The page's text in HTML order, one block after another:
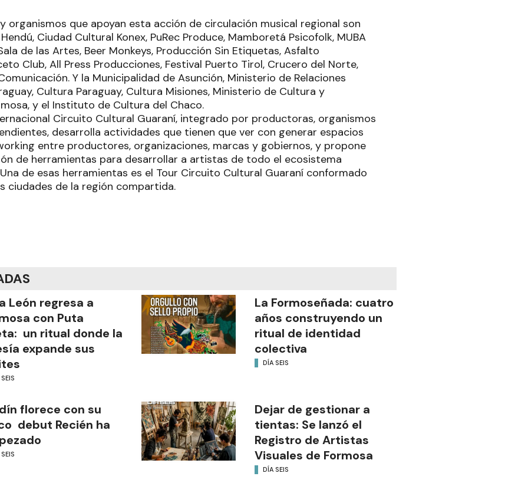
organismos que apoyan esta acción de circulación musical regional son
Ciudad Cultural Konex, PuRec Produce, Mamboretá Psicofolk, MUBA
de las Artes, Beer Monkeys, Producción Sin Etiquetas, Asfalto
Club, All Press Producciones, Festival Puerto Tirol, Crucero del Norte,
Y la Municipalidad de Asunción, Ministerio de Relaciones
Cultura Paraguay, Cultura Misiones, Ministerio de Cultura y
y el Instituto de Cultura del Chaco.
Circuito Cultural Guaraní, integrado por productoras, organismos
desarrolla actividades que tienen que ver con generar espacios
entre productores, organizaciones, marcas y gobiernos, y propone
de herramientas para desarrollar a artistas de todo el ecosistema
de esas herramientas es el Tour Circuito Cultural Guaraní conformado
ciudades de la región compartida.
León regresa a
con Puta
un ritual donde la
expande sus
La Formoseñada: cuatro
años construyendo un
ritual de identidad
colectiva
DÍA SEIS
florece con su
debut Recién ha
Dejar de gestionar a
tientas: Se lanzó el
Registro de Artistas
Visuales de Formosa
DÍA SEIS